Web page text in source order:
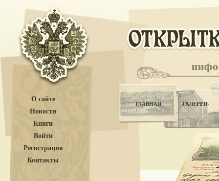
О сайте
Новости
Книги
Войти
Регистрация
Контакты
ГЛАВНАЯ ГАЛЕРЕЯ